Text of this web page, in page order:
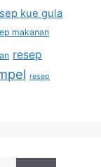
kue gula
makanan
resep
resep